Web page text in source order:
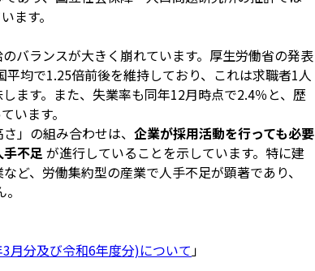
ます。
バランスが大きく崩れています。厚生労働省の発表
均で1.25倍前後を維持しており、これは求職者1人
ます。また、失業率も同年12月時点で2.4％と、歴
います。
」の組み合わせは、 企業が採用活動を行っても必要
不足 が進行していることを示しています。特に建
ど、労働集約型の産業で人手不足が顕著であり、
月分及び令和6年度分)について 」